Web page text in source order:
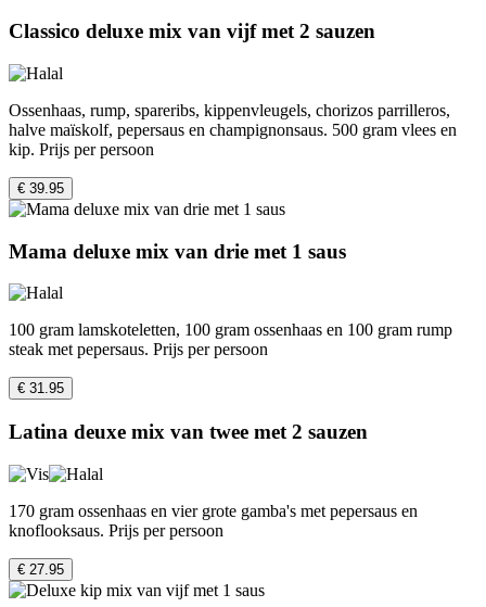
Classico deluxe mix van vijf met 2 sauzen
Ossenhaas, rump, spareribs, kippenvleugels, chorizos parrilleros,
halve maïskolf, pepersaus en champignonsaus. 500 gram vlees en
kip. Prijs per persoon
€ 39.95
Mama deluxe mix van drie met 1 saus
100 gram lamskoteletten, 100 gram ossenhaas en 100 gram rump
steak met pepersaus. Prijs per persoon
€ 31.95
Latina deuxe mix van twee met 2 sauzen
170 gram ossenhaas en vier grote gamba's met pepersaus en
knoflooksaus. Prijs per persoon
€ 27.95